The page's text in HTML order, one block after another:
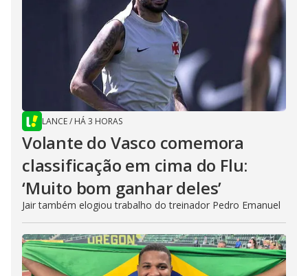
LANCE/ HÁ 3 HORAS
Volante do Vasco comemora
classificação em cima do Flu:
‘Muito bom ganhar deles’
Jair também elogiou trabalho do treinador Pedro Emanuel